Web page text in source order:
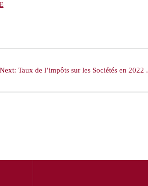
Next: Next
Taux de l’impôts sur les Sociétés en 2022 .